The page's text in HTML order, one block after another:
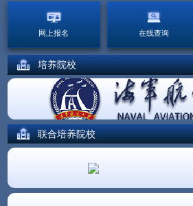
网上报名 在线查询
培养院校
联合培养院校